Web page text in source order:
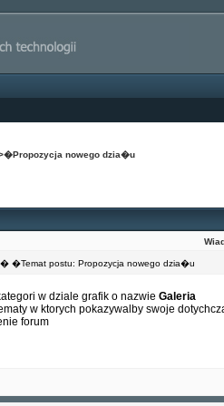
Propozycja nowego dzia�u
� �Temat postu: Propozycja nowego dzia�u
w dziale grafik o nazwie Galeria
w ktorych pokazywalby swoje
forum